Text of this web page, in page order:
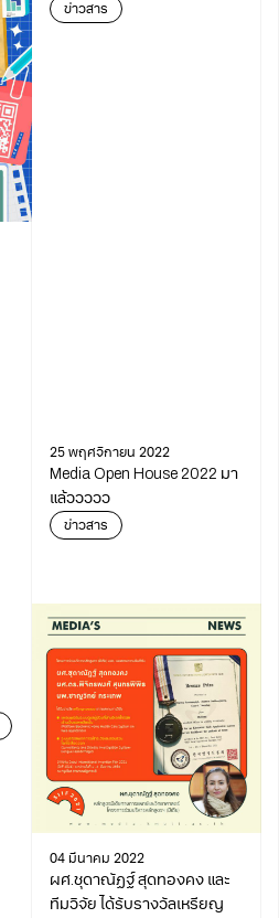
ข่าวสาร
25 พฤศจิกายน 2022
Media Open House 2022 มา
แล้ววววว
ข่าวสาร
04 มีนาคม 2022
ผศ.ชุดาณัฏฐ์ สุดทองคง และ
ทีมวิจัย ได้รับรางวัลเหรียญ